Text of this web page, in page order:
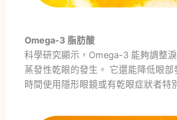
Omega-3 脂肪酸
科學研究顯示，Omega-3 能夠調整
蒸發性乾眼的發生。 它還能降低眼部
時間使用隱形眼鏡或有乾眼症狀者特